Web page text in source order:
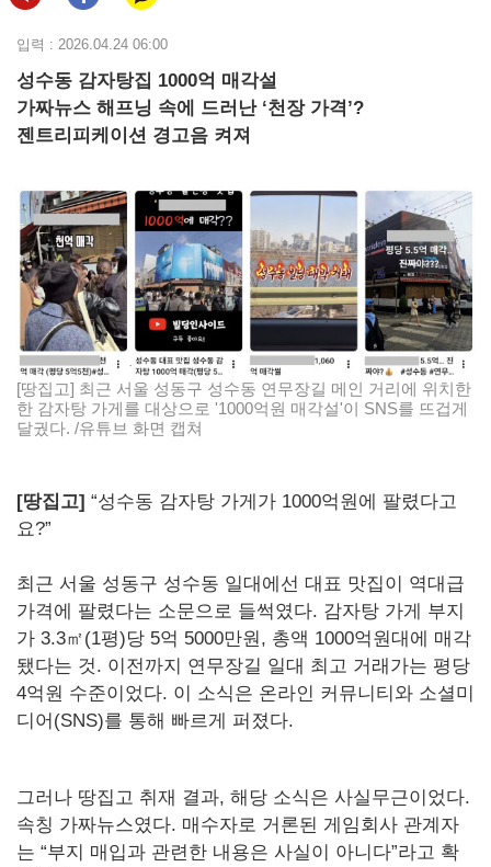
입력 : 2026.04.24 06:00
성수동 감자탕집 1000억 매각설
가짜뉴스 해프닝 속에 드러난 ‘천장 가격’?
젠트리피케이션 경고음 켜져
[땅집고] 최근 서울 성동구 성수동 연무장길 메인 거리에 위치한
한 감자탕 가게를 대상으로 '1000억원 매각설'이 SNS를 뜨겁게
달궜다. /유튜브 화면 캡쳐
[땅집고] “성수동 감자탕 가게가 1000억원에 팔렸다고
요?”
최근 서울 성동구 성수동 일대에선 대표 맛집이 역대급
가격에 팔렸다는 소문으로 들썩였다. 감자탕 가게 부지
가 3.3㎡(1평)당 5억 5000만원, 총액 1000억원대에 매각
됐다는 것. 이전까지 연무장길 일대 최고 거래가는 평당
4억원 수준이었다. 이 소식은 온라인 커뮤니티와 소셜미
디어(SNS)를 통해 빠르게 퍼졌다.
그러나 땅집고 취재 결과, 해당 소식은 사실무근이었다.
속칭 가짜뉴스였다. 매수자로 거론된 게임회사 관계자
는 “부지 매입과 관련한 내용은 사실이 아니다”라고 확